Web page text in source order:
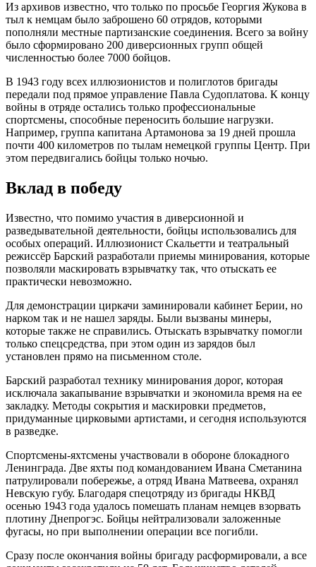
Из архивов известно, что только по просьбе Георгия Жукова в
тыл к немцам было заброшено 60 отрядов, которыми
пополняли местные партизанские соединения. Всего за войну
было сформировано 200 диверсионных групп общей
численностью более 7000 бойцов.
В 1943 году всех иллюзионистов и полиглотов бригады
передали под прямое управление Павла Судоплатова. К концу
войны в отряде остались только профессиональные
спортсмены, способные переносить большие нагрузки.
Например, группа капитана Артамонова за 19 дней прошла
почти 400 километров по тылам немецкой группы Центр. При
этом передвигались бойцы только ночью.
Вклад в победу
Известно, что помимо участия в диверсионной и
разведывательной деятельности, бойцы использовались для
особых операций. Иллюзионист Скальетти и театральный
режиссёр Барский разработали приемы минирования, которые
позволяли маскировать взрывчатку так, что отыскать ее
практически невозможно.
Для демонстрации циркачи заминировали кабинет Берии, но
нарком так и не нашел заряды. Были вызваны минеры,
которые также не справились. Отыскать взрывчатку помогли
только спецсредства, при этом один из зарядов был
установлен прямо на письменном столе.
Барский разработал технику минирования дорог, которая
исключала закапывание взрывчатки и экономила время на ее
закладку. Методы сокрытия и маскировки предметов,
придуманные цирковыми артистами, и сегодня используются
в разведке.
Спортсмены-яхтсмены участвовали в обороне блокадного
Ленинграда. Две яхты под командованием Ивана Сметанина
патрулировали побережье, а отряд Ивана Матвеева, охранял
Невскую губу. Благодаря спецотряду из бригады НКВД
осенью 1943 года удалось помешать планам немцев взорвать
плотину Днепрогэс. Бойцы нейтрализовали заложенные
фугасы, но при выполнении операции все погибли.
Сразу после окончания войны бригаду расформировали, а все